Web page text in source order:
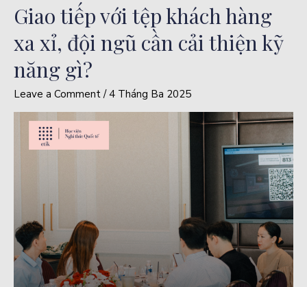
Giao tiếp với tệp khách hàng
xa xỉ, đội ngũ cần cải thiện kỹ
năng gì?
Leave a Comment /4 Tháng Ba 2025